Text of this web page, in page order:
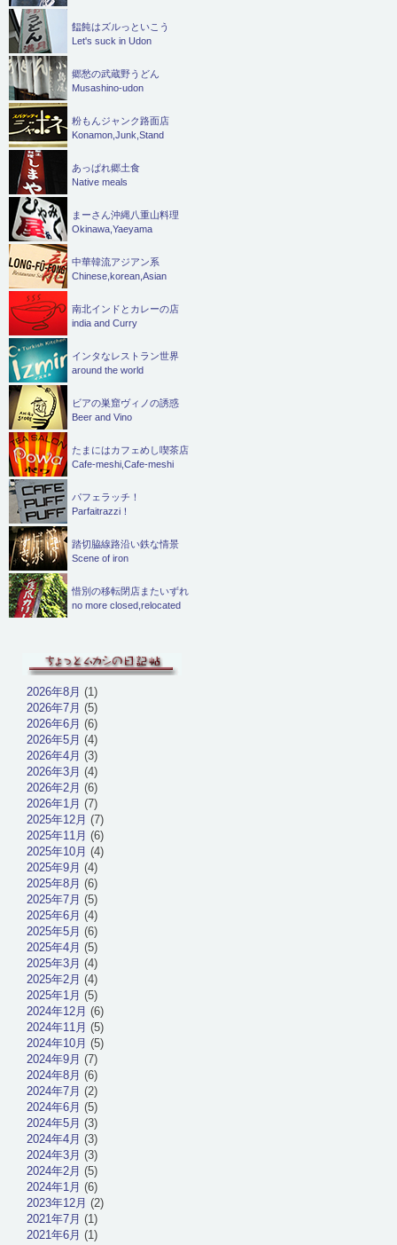
饂飩はズルっといこう
Let's suck in Udon
郷愁の武蔵野うどん
Musashino-udon
粉もんジャンク路面店
Konamon,Junk,Stand
あっぱれ郷土食
Native meals
まーさん沖縄八重山料理
Okinawa,Yaeyama
中華韓流アジアン系
Chinese,korean,Asian
南北インドとカレーの店
india and Curry
インタなレストラン世界
around the world
ビアの巣窟ヴィノの誘惑
Beer and Vino
たまにはカフェめし喫茶店
Cafe-meshi,Cafe-meshi
パフェラッチ！
Parfaitrazzi！
踏切脇線路沿い鉄な情景
Scene of iron
惜別の移転閉店またいずれ
no more closed,relocated
2026年8月 (1)
2026年7月 (5)
2026年6月 (6)
2026年5月 (4)
2026年4月 (3)
2026年3月 (4)
2026年2月 (6)
2026年1月 (7)
2025年12月 (7)
2025年11月 (6)
2025年10月 (4)
2025年9月 (4)
2025年8月 (6)
2025年7月 (5)
2025年6月 (4)
2025年5月 (6)
2025年4月 (5)
2025年3月 (4)
2025年2月 (4)
2025年1月 (5)
2024年12月 (6)
2024年11月 (5)
2024年10月 (5)
2024年9月 (7)
2024年8月 (6)
2024年7月 (2)
2024年6月 (5)
2024年5月 (3)
2024年4月 (3)
2024年3月 (3)
2024年2月 (5)
2024年1月 (6)
2023年12月 (2)
2021年7月 (1)
2021年6月 (1)